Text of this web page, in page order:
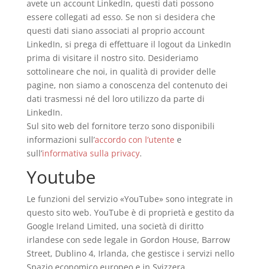
avete un account LinkedIn, questi dati possono
essere collegati ad esso. Se non si desidera che
questi dati siano associati al proprio account
LinkedIn, si prega di effettuare il logout da LinkedIn
prima di visitare il nostro sito. Desideriamo
sottolineare che noi, in qualità di provider delle
pagine, non siamo a conoscenza del contenuto dei
dati trasmessi né del loro utilizzo da parte di
LinkedIn.
Sul sito web del fornitore terzo sono disponibili
informazioni sull’accordo con l’utente e
sull’informativa sulla privacy.
Youtube
Le funzioni del servizio «YouTube» sono integrate in
questo sito web. YouTube è di proprietà e gestito da
Google Ireland Limited, una società di diritto
irlandese con sede legale in Gordon House, Barrow
Street, Dublino 4, Irlanda, che gestisce i servizi nello